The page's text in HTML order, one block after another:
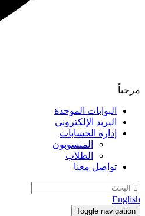
مرحباً
البوابات الموحدة
البريد الإلكتروني
إدارة الحسابات
المنسوبون
الطلاب
تواصل معنا
English
Toggle navigation